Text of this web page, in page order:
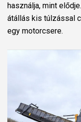
használja, mint
átállás kis túlzással
egy motorcsere.